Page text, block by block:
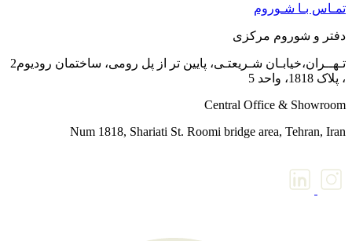
بـا شـوروم
و شوروم مرکزی​
تـهــران،خیابـان شـریعتـی، پایین تر از پل رومی، ساختمان رودیوم2
1818، واحد 5
Central Office &
Num 1818, Shariati St. Roomi bridge area, Tehran,